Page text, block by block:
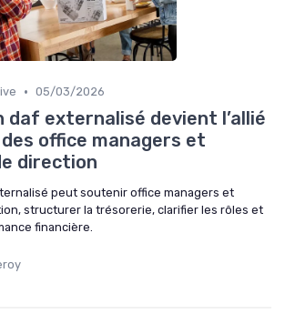
• 05/03/2026
daf externalisé devient l’allié
office managers et
direction
peut soutenir office managers et
structurer la trésorerie, clarifier les rôles et
financière.